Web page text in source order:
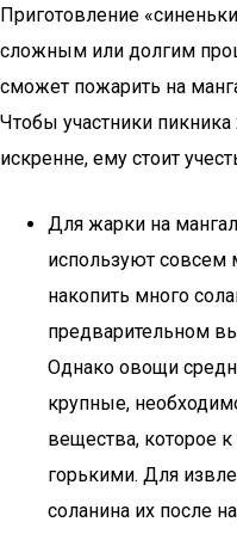
Приготовление
сложным или долгим
сможет пожарить на
Чтобы участники
искренне, ему стоит
Для жарки на
используют
накопить много
предварительном
Однако овощи
крупные,
вещества, которое
горькими. Для
соланина их после